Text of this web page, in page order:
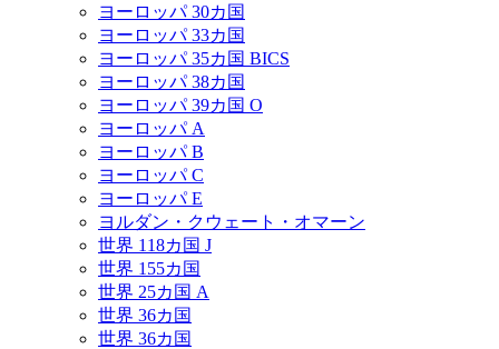
ヨーロッパ 30カ国
ヨーロッパ 33カ国
ヨーロッパ 35カ国 BICS
ヨーロッパ 38カ国
ヨーロッパ 39カ国 O
ヨーロッパ A
ヨーロッパ B
ヨーロッパ C
ヨーロッパ E
ヨルダン・クウェート・オマーン
世界 118カ国 J
世界 155カ国
世界 25カ国 A
世界 36カ国
世界 36カ国